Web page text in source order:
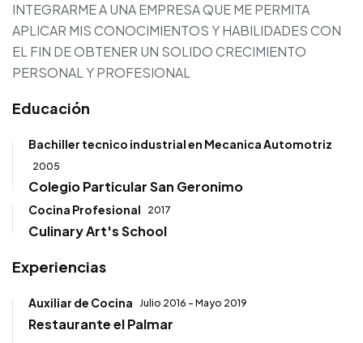
INTEGRARME A UNA EMPRESA QUE ME PERMITA
APLICAR MIS CONOCIMIENTOS Y HABILIDADES CON
EL FIN DE OBTENER UN SOLIDO CRECIMIENTO
PERSONAL Y PROFESIONAL
Educación
Bachiller tecnico industrial en Mecanica Automotriz
2005
Colegio Particular San Geronimo
Cocina Profesional 2017
Culinary Art's School
Experiencias
Auxiliar de Cocina Julio 2016 - Mayo 2019
Restaurante el Palmar